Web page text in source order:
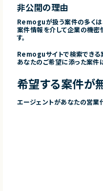
非公開の理由
Remoguが扱う案件の多くは
案件情報を介して企業の機密
す。
Remoguサイトで検索できる
あなたのご希望に添った案件
希望する案件が無
エージェントがあなたの営業